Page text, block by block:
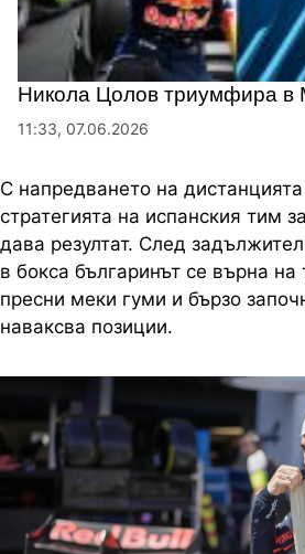
Никола Цолов триумфира в
11:33, 07.06.2026
С напредването на
стратегията на испанския тим
дава резултат. След
в бокса българинът се върна на
пресни меки гуми и бързо
наваксва позиции.